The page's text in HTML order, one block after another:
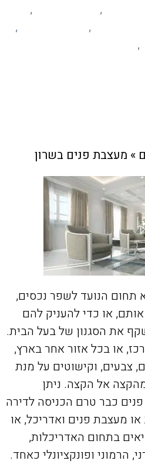
,
,
,
,
,
» מעצבת פנים בשרון
תחום הנועד לשפר נכסים,
או כדי להעניק להם
את הסגנון של בעל הבית.
או בכל אזור אחר בארץ,
צבעים, וקישוטים על מנת
אל הקצה. ניתן
פנים כבר טרם הכניסה לדירה
מעצבת פנים ואדריכל, או
בתחום האדריכלות,
הרמוני ופונקציונלי כאחד.